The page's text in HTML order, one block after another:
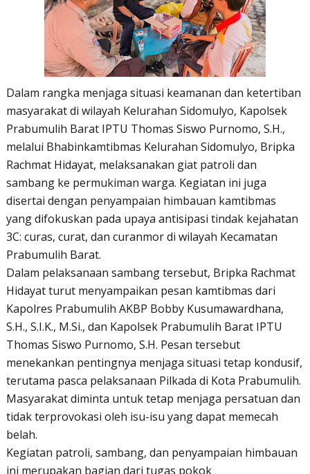
Dalam rangka menjaga situasi keamanan dan ketertiban
masyarakat di wilayah Kelurahan Sidomulyo, Kapolsek
Prabumulih Barat IPTU Thomas Siswo Purnomo, S.H.,
melalui Bhabinkamtibmas Kelurahan Sidomulyo, Bripka
Rachmat Hidayat, melaksanakan giat patroli dan
sambang ke permukiman warga. Kegiatan ini juga
disertai dengan penyampaian himbauan kamtibmas
yang difokuskan pada upaya antisipasi tindak kejahatan
3C: curas, curat, dan curanmor di wilayah Kecamatan
Prabumulih Barat.
Dalam pelaksanaan sambang tersebut, Bripka Rachmat
Hidayat turut menyampaikan pesan kamtibmas dari
Kapolres Prabumulih AKBP Bobby Kusumawardhana,
S.H., S.I.K., M.Si., dan Kapolsek Prabumulih Barat IPTU
Thomas Siswo Purnomo, S.H. Pesan tersebut
menekankan pentingnya menjaga situasi tetap kondusif,
terutama pasca pelaksanaan Pilkada di Kota Prabumulih.
Masyarakat diminta untuk tetap menjaga persatuan dan
tidak terprovokasi oleh isu-isu yang dapat memecah
belah.
Kegiatan patroli, sambang, dan penyampaian himbauan
ini merupakan bagian dari tugas pokok